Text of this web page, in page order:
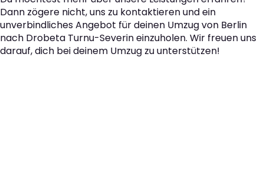
Dann zögere nicht, uns zu kontaktieren und ein
unverbindliches Angebot für deinen Umzug von Berlin
nach Drobeta Turnu-Severin einzuholen. Wir freuen uns
darauf, dich bei deinem Umzug zu unterstützen!